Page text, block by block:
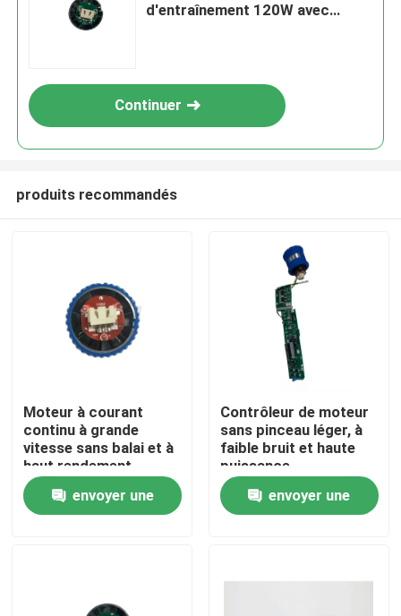
Maison
d'entraînement 120W avec
Continuer
produits recommandés
Moteur à courant
continu à grande
vitesse sans balai et à
haut rendement
envoyer une
Contrôleur de moteur
sans pinceau léger, à
faible bruit et haute
puissance
envoyer une